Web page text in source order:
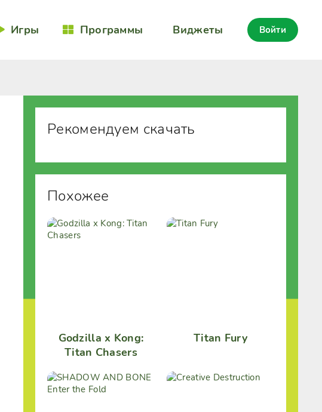
Игры Программы Виджеты Войти
Рекомендуем скачать
Похожее
Godzilla x Kong:
Titan Chasers
Titan Fury